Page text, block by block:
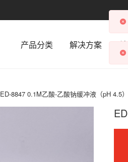
产品分类 解决方案
ED-8847 0.1M乙酸-乙酸钠缓冲液（pH 4.5）